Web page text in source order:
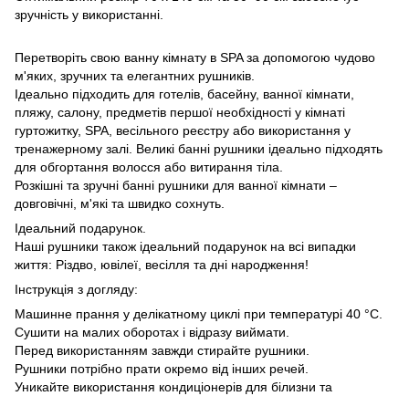
зручність у використанні.
Перетворіть свою ванну кімнату в SPA за допомогою чудово
м'яких, зручних та елегантних рушників.
Ідеально підходить для готелів, басейну, ванної кімнати,
пляжу, салону, предметів першої необхідності у кімнаті
гуртожитку, SPA, весільного реєстру або використання у
тренажерному залі. Великі банні рушники ідеально підходять
для обгортання волосся або витирання тіла.
Розкішні та зручні банні рушники для ванної кімнати –
довговічні, м'які та швидко сохнуть.
Ідеальний подарунок.
Наші рушники також ідеальний подарунок на всі випадки
життя: Різдво, ювілеї, весілля та дні народження!
Інструкція з догляду:
Машинне прання у делікатному циклі при температурі 40 °C.
Сушити на малих оборотах і відразу виймати.
Перед використанням завжди стирайте рушники.
Рушники потрібно прати окремо від інших речей.
Уникайте використання кондиціонерів для білизни та